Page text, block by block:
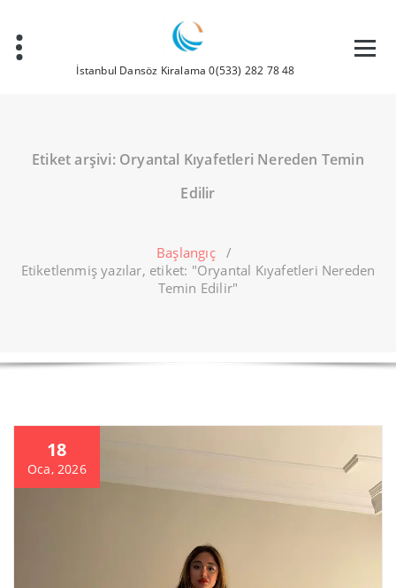
İstanbul Dansöz Kiralama 0(533) 282 78 48
Etiket arşivi: Oryantal Kıyafetleri Nereden Temin
Edilir
Başlangıç/
Etiketlenmiş yazılar, etiket: "Oryantal Kıyafetleri Nereden
Temin Edilir"
18
Oca, 2026